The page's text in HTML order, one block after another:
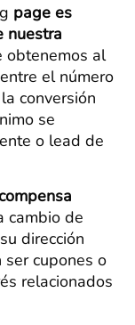
page es
nuestra
obtenemos al
el número
conversión
se
o lead de
cambio de
dirección
cupones o
relacionados